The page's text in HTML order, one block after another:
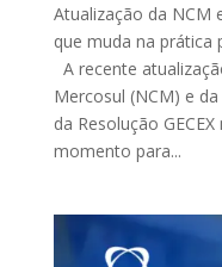
Atualização da NCM
que muda na prática
A recente
Mercosul (NCM) e
da Resolução
momento para...